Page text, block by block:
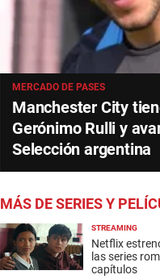
MERCADO DE PASES
Manchester City
Gerónimo Rulli y
Selección argentina
MÁS DE SERIES Y
STREAMING
Netflix
las series
capítulos